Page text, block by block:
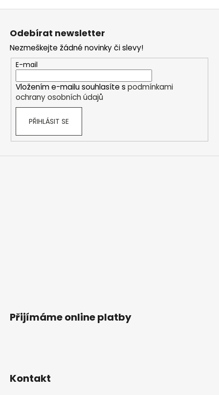
Z
Odebírat newsletter
Nezmeškejte žádné novinky či slevy!
E-mail
Vložením e-mailu souhlasíte s podmínkami
ochrany osobních údajů
PŘIHLÁSIT SE
Přijímáme online platby
Kontakt